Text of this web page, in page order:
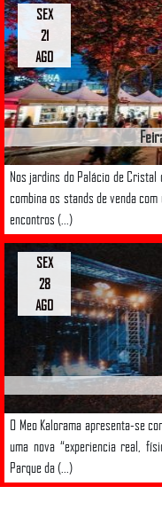
Nos jardins do Palácio de
combina os stands de venda
encontros (...)
SEX
21
AGO
O Meo Kalorama apresenta-se
uma nova “experiencia real,
Parque da (...)
SEX
28
AGO